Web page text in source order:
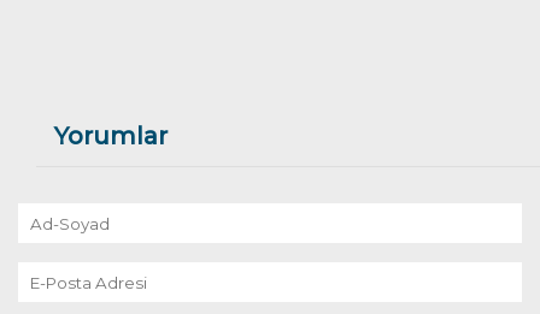
Yorumlar